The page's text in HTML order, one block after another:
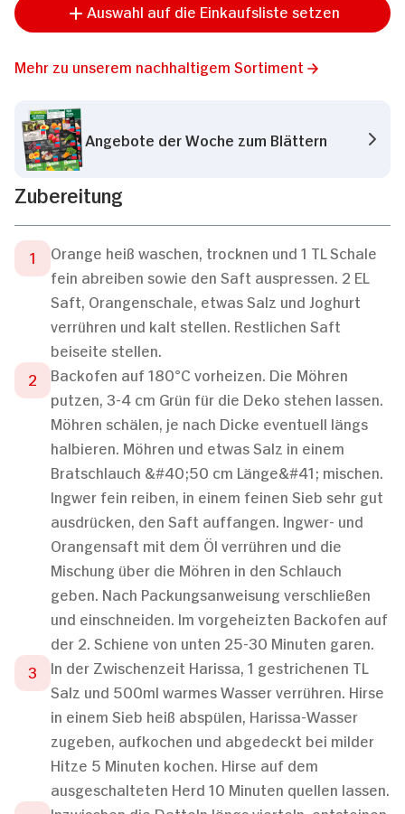
Auswahl auf die Einkaufsliste setzen
Mehr zu unserem nachhaltigem Sortiment
Angebote der Woche zum Blättern
Zubereitung
Orange heiß waschen, trocknen und 1 TL Schale
fein abreiben sowie den Saft auspressen. 2 EL
Saft, Orangenschale, etwas Salz und Joghurt
verrühren und kalt stellen. Restlichen Saft
beiseite stellen.
Backofen auf 180°C vorheizen. Die Möhren
putzen, 3-4 cm Grün für die Deko stehen lassen.
Möhren schälen, je nach Dicke eventuell längs
halbieren. Möhren und etwas Salz in einem
Bratschlauch &#40;50 cm Länge&#41; mischen.
Ingwer fein reiben, in einem feinen Sieb sehr gut
ausdrücken, den Saft auffangen. Ingwer- und
Orangensaft mit dem Öl verrühren und die
Mischung über die Möhren in den Schlauch
geben. Nach Packungsanweisung verschließen
und einschneiden. Im vorgeheizten Backofen auf
der 2. Schiene von unten 25-30 Minuten garen.
In der Zwischenzeit Harissa, 1 gestrichenen TL
Salz und 500ml warmes Wasser verrühren. Hirse
in einem Sieb heiß abspülen, Harissa-Wasser
zugeben, aufkochen und abgedeckt bei milder
Hitze 5 Minuten kochen. Hirse auf dem
ausgeschalteten Herd 10 Minuten quellen lassen.